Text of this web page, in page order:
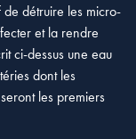
détruire les micro-
et la rendre
ci-dessus une eau
dont les
les premiers